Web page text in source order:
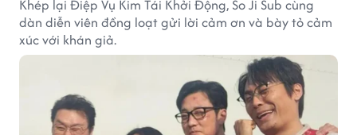
Khép lại Điệp Vụ Kim Tái Khởi Động, So Ji Sub cùng
dàn diễn viên đồng loạt gửi lời cảm ơn và bày tỏ cảm
xúc với khán giả.